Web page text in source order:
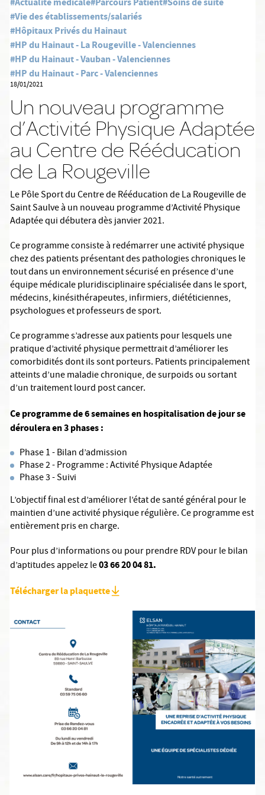
#Vie des établissements/salariés
#Hôpitaux Privés du Hainaut
#HP du Hainaut - La Rougeville - Valenciennes
#HP du Hainaut - Vauban - Valenciennes
#HP du Hainaut - Parc - Valenciennes
18/01/2021
Un nouveau programme
d’Activité Physique Adaptée
au Centre de Rééducation
de La Rougeville
Le Pôle Sport du Centre de Rééducation de La Rougeville de
Saint Saulve à un nouveau programme d’Activité Physique
Adaptée qui débutera dès janvier 2021.
Ce programme consiste à redémarrer une activité physique
chez des patients présentant des pathologies chroniques le
tout dans un environnement sécurisé en présence d’une
équipe médicale pluridisciplinaire spécialisée dans le sport,
médecins, kinésithérapeutes, infirmiers, diététiciennes,
psychologues et professeurs de sport.
Ce programme s’adresse aux patients pour lesquels une
pratique d’activité physique permettrait d’améliorer les
comorbidités dont ils sont porteurs. Patients principalement
atteints d’une maladie chronique, de surpoids ou sortant
d’un traitement lourd post cancer.
Ce programme de 6 semaines en hospitalisation de jour se
déroulera en 3 phases :
Phase 1 - Bilan d’admission
Phase 2 - Programme : Activité Physique Adaptée
Phase 3 - Suivi
L’objectif final est d’améliorer l’état de santé général pour le
maintien d’une activité physique régulière. Ce programme est
entièrement pris en charge.
Pour plus d’informations ou pour prendre RDV pour le bilan
d’aptitudes appelez le03 66 20 04 81.
Télécharger la plaquette